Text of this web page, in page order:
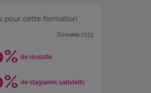
pour cette formation
Données 2025
de réussite
de stagiaires satisfaits